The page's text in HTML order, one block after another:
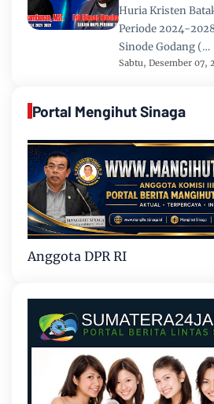
Huria Kristen
Periode 2024-
Sinode Godang (…
Sabtu, Desember 07,
Portal Mengihut Sinaga
Anggota DPR RI